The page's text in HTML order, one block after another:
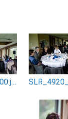
SLR_4917_800.jpg